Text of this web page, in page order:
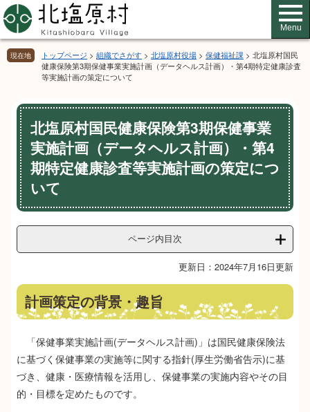
ペ
ー
ジ
の
先
す。
メ
ニ
ュ
ー
を
Menu
現在地 トップページ > 組織でさがす > 北塩原村役場 > 保健福祉課 > 北塩原村国民
健康保険第3期保健事業実施計画（データヘルス計画）・第4期特定健康診査
等実施計画の策定について
本
文
北塩原村国民健康保険第3期保健事業
実施計画（データヘルス計画）・第4
期特定健康診査等実施計画の策定につ
いて
ページ内目次
更新日：2024年7月16日更新
計画策定の背景・趣旨
「保健事業実施計画(データヘルス計画)」は国民健康保険法
に基づく保健事業の実施等に関する指針(厚生労働省告示)に基
づき、健康・医療情報を活用し、保健事業の実施内容やその目
的・目標を定めたものです。